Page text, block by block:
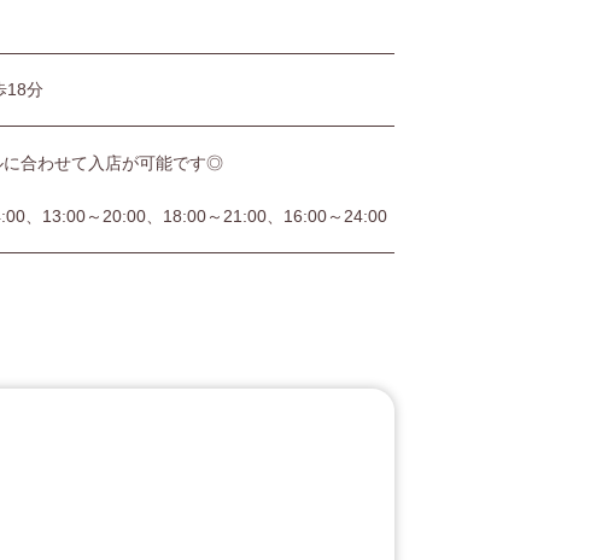
18分
合わせて入店が可能です◎
、13:00～20:00、18:00～21:00、16:00～24:00